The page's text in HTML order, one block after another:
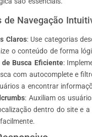
de Navegação
Claros: Use categorias
o conteúdo de forma
de Busca Eficiente:
com autocomplete e
a encontrar
: Auxiliam os
dentro do site e a